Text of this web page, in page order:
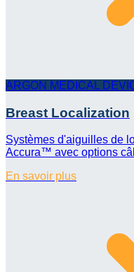
ARGON MEDICAL
Breast Localization
Systèmes d'aiguilles de
Accura™ avec options
En savoir plus